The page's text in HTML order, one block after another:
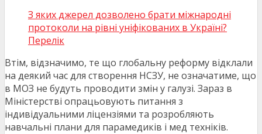
З яких джерел дозволено брати міжнародні
протоколи на рівні уніфікованих в Україні?
Перелік
Втім, відзначимо, те що глобальну реформу відклали
на деякий час для створення НСЗУ, не означатиме, що
в МОЗ не будуть проводити змін у галузі. Зараз в
Міністерстві опрацьовують питання з
індивідуальними ліцензіями та розробляють
навчальні плани для парамедиків і мед техніків.